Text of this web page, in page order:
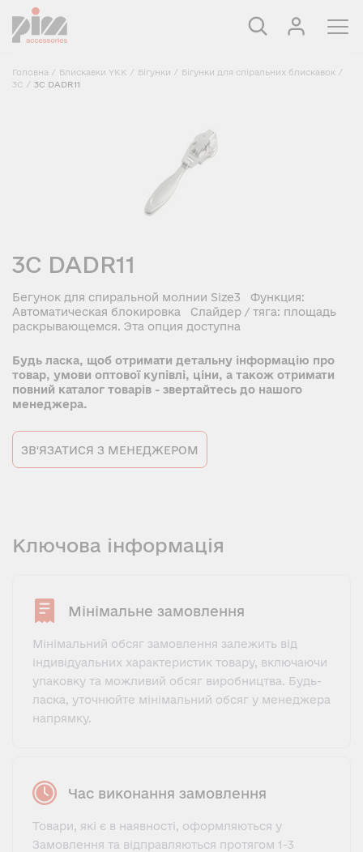
Головна / Блискавки YKK / Бігунки / Бігунки для спіральних блискавок /
3C / 3C DADR11
3C DADR11
Бегунок для спиральной молнии Size3 Функция:
Автоматическая блокировка Слайдер / тяга: площадь
раскрывающемся. Эта опция доступна
Будь ласка, щоб отримати детальну інформацію про
товар, умови оптової купівлі, ціни, а також отримати
повний каталог товарів - звертайтесь до нашого
менеджера.
ЗВ'ЯЗАТИСЯ З МЕНЕДЖЕРОМ
Ключова інформація
Мінімальне замовлення
Мінімальний обсяг замовлення залежить від
індивідуальних характеристик товару, включаючи
упаковку та можливий обсяг виробництва. Будь-
ласка, уточнюйте мінімальний обсяг у менеджера
напрямку.
Час виконання замовлення
Товари, які є в наявності, оформляються у
Замовлення та відправляються протягом 1-3